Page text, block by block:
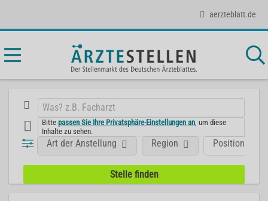
aerzteblatt.de
Bittepassen Sie Ihre Privatsphäre-Einstellungen an , um diese
Inhalte zu sehen.
Position
Art der Anstellung Region